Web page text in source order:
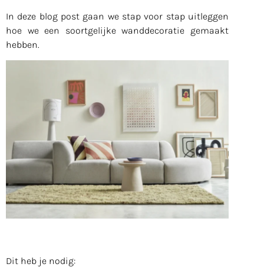
In deze blog post gaan we stap voor stap uitleggen
hoe we een soortgelijke wanddecoratie gemaakt
hebben.
Dit heb je nodig: